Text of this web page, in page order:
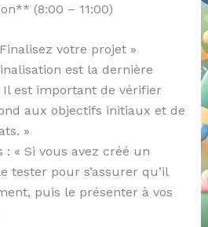
(8:00 – 11:00)
votre projet »
est la dernière
Il est important de vérifier
aux objectifs initiaux et de
»
« Si vous avez créé un
tester pour s’assurer qu’il
puis le présenter à vos